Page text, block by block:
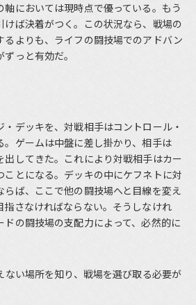
軸においては現時点で優っている。もう
けば決着がつく。この状況なら、戦場の
るよりも、ライフの闘技場でのアドバン
っと有効だ。
デッキを、対戦相手はコントロール・
。ゲームは中盤に差し掛かり、相手は
出してきた。これにより対戦相手はカー
ことになる。デッキの中にケフネトに対
ば、ここで他の闘技場へと目線を変え
指さなければならない。そうしなけれ
ドの闘技場の支配力によって、必然的に
ない場所を知り、戦場を選び取る必要が